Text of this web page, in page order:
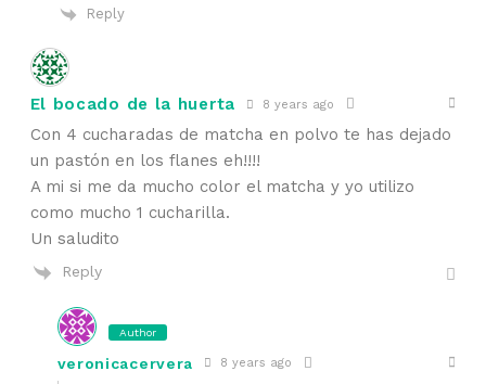
Reply
El bocado de la huerta 8 years ago
Con 4 cucharadas de matcha en polvo te has dejado
un pastón en los flanes eh!!!!
A mi si me da mucho color el matcha y yo utilizo
como mucho 1 cucharilla.
Un saludito
Reply
Author
veronicacervera 8 years ago